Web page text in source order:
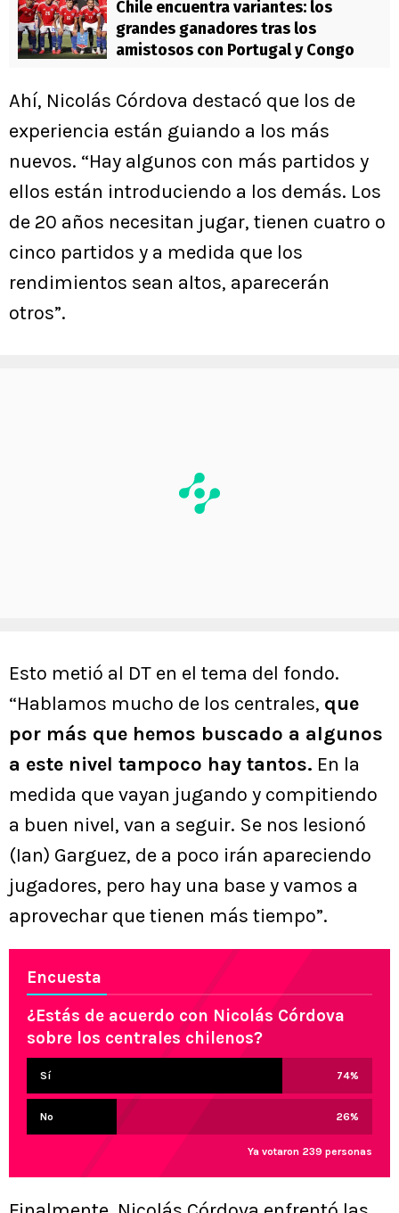
Chile encuentra variantes: los
grandes ganadores tras los
amistosos con Portugal y Congo
Ahí, Nicolás Córdova destacó que los de
experiencia están guiando a los más
nuevos. “Hay algunos con más partidos y
ellos están introduciendo a los demás. Los
de 20 años necesitan jugar, tienen cuatro o
cinco partidos y a medida que los
rendimientos sean altos, aparecerán
otros”.
Esto metió al DT en el tema del fondo.
“Hablamos mucho de los centrales, que
por más que hemos buscado a algunos
a este nivel tampoco hay tantos. En la
medida que vayan jugando y compitiendo
a buen nivel, van a seguir. Se nos lesionó
(Ian) Garguez, de a poco irán apareciendo
jugadores, pero hay una base y vamos a
aprovechar que tienen más tiempo”.
Encuesta
¿Estás de acuerdo con Nicolás Córdova
sobre los centrales chilenos?
Sí 74%
No 26%
Ya votaron 239 personas